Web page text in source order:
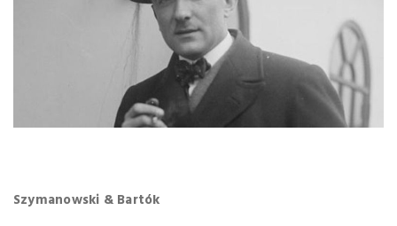
Szymanowski & Bartók